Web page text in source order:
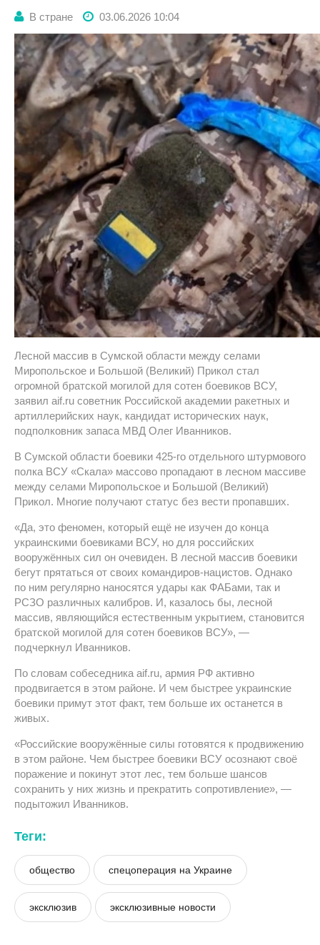
В стране 03.06.2026 10:04
Лесной массив в Сумской области между селами
Миропольское и Большой (Великий) Прикол стал
огромной братской могилой для сотен боевиков ВСУ,
заявил aif.ru советник Российской академии ракетных и
артиллерийских наук, кандидат исторических наук,
подполковник запаса МВД Олег Иванников.
В Сумской области боевики 425-го отдельного штурмового
полка ВСУ «Скала» массово пропадают в лесном массиве
между селами Миропольское и Большой (Великий)
Прикол. Многие получают статус без вести пропавших.
«Да, это феномен, который ещё не изучен до конца
украинскими боевиками ВСУ, но для российских
вооружённых сил он очевиден. В лесной массив боевики
бегут прятаться от своих командиров-нацистов. Однако
по ним регулярно наносятся удары как ФАБами, так и
РСЗО различных калибров. И, казалось бы, лесной
массив, являющийся естественным укрытием, становится
братской могилой для сотен боевиков ВСУ», —
подчеркнул Иванников.
По словам собеседника aif.ru, армия РФ активно
продвигается в этом районе. И чем быстрее украинские
боевики примут этот факт, тем больше их останется в
живых.
«Российские вооружённые силы готовятся к продвижению
в этом районе. Чем быстрее боевики ВСУ осознают своё
поражение и покинут этот лес, тем больше шансов
сохранить у них жизнь и прекратить сопротивление», —
подытожил Иванников.
Теги:
общество спецоперация на Украине
эксклюзив эксклюзивные новости